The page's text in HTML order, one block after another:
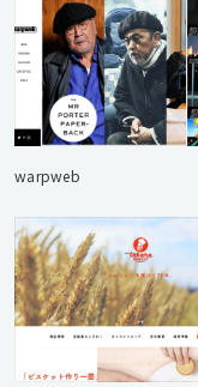
warpweb